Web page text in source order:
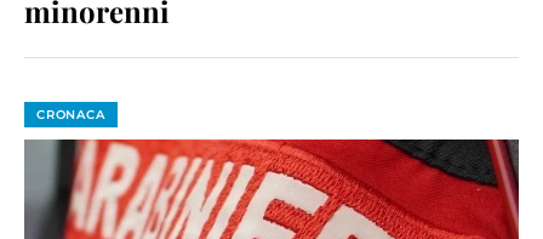
minorenni
CRONACA